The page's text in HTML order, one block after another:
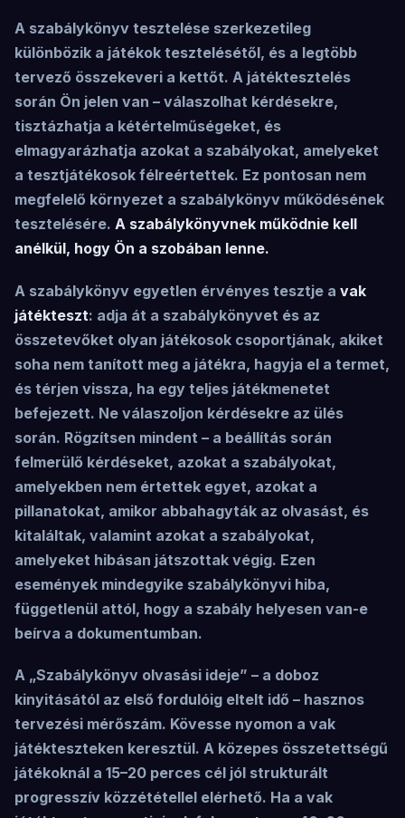
A szabálykönyv tesztelése szerkezetileg
különbözik a játékok tesztelésétől, és a legtöbb
tervező összekeveri a kettőt. A játéktesztelés
során Ön jelen van – válaszolhat kérdésekre,
tisztázhatja a kétértelműségeket, és
elmagyarázhatja azokat a szabályokat, amelyeket
a tesztjátékosok félreértettek. Ez pontosan nem
megfelelő környezet a szabálykönyv működésének
tesztelésére. A szabálykönyvnek működnie kell
anélkül, hogy Ön a szobában lenne.
A szabálykönyv egyetlen érvényes tesztje a vak
játékteszt: adja át a szabálykönyvet és az
összetevőket olyan játékosok csoportjának, akiket
soha nem tanított meg a játékra, hagyja el a termet,
és térjen vissza, ha egy teljes játékmenetet
befejezett. Ne válaszoljon kérdésekre az ülés
során. Rögzítsen mindent – ​​a beállítás során
felmerülő kérdéseket, azokat a szabályokat,
amelyekben nem értettek egyet, azokat a
pillanatokat, amikor abbahagyták az olvasást, és
kitaláltak, valamint azokat a szabályokat,
amelyeket hibásan játszottak végig. Ezen
események mindegyike szabálykönyvi hiba,
függetlenül attól, hogy a szabály helyesen van-e
beírva a dokumentumban.
A „Szabálykönyv olvasási ideje” – a doboz
kinyitásától az első fordulóig eltelt idő – hasznos
tervezési mérőszám. Kövesse nyomon a vak
játékteszteken keresztül. A közepes összetettségű
játékoknál a 15–20 perces cél jól strukturált
progresszív közzététellel elérhető. Ha a vak